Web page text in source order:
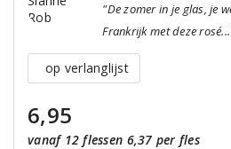
"De zomer in je glas, je
Frankrijk met deze
op verlanglijst
6,95
vanaf 12 flessen 6,37 per fles